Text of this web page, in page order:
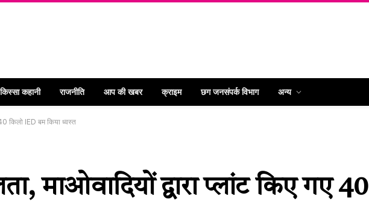
कहानी राजनीति आप की खबर क्राइम छग जनसंपर्क विभाग अन्य
40 किलो IED बम किया ध्वस्त
माओवादियों द्वारा प्लांट किए गए 40